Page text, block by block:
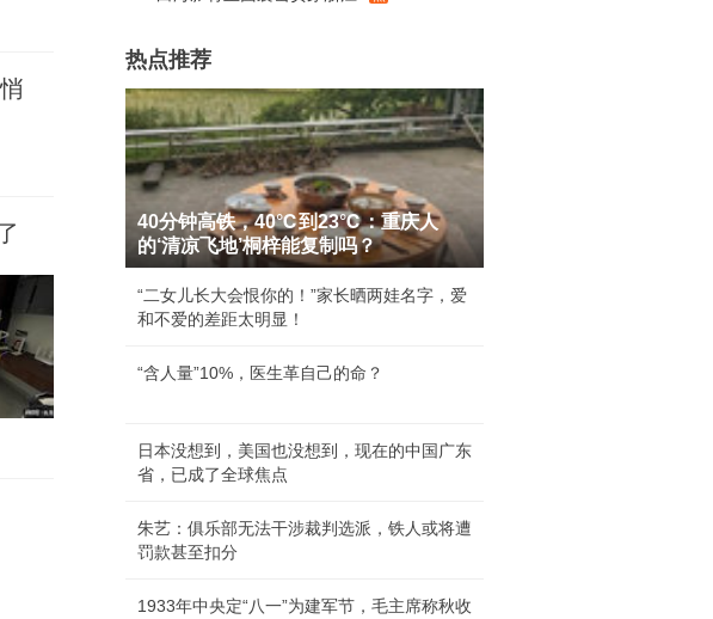
2
3
热点推荐
40分钟高铁，40℃到23℃：重庆人
的‘清凉飞地’桐梓能复制吗？
“二女儿长大会恨你的！”家长晒两娃名字，爱
和不爱的差距太明显！
“含人量”10%，医生革自己的命？
日本没想到，美国也没想到，现在的中国广东
省，已成了全球焦点
朱艺：俱乐部无法干涉裁判选派，铁人或将遭
罚款甚至扣分
1933年中央定“八一”为建军节，毛主席称秋收